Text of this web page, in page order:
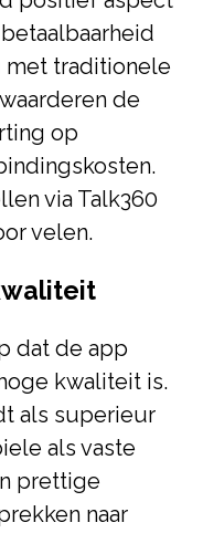
met traditionele
de
op
via Talk360
velen.
dat de app
kwaliteit is.
als superieur
als vaste
prettige
naar